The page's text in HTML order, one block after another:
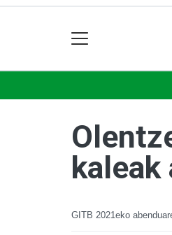
GITB 2021eko